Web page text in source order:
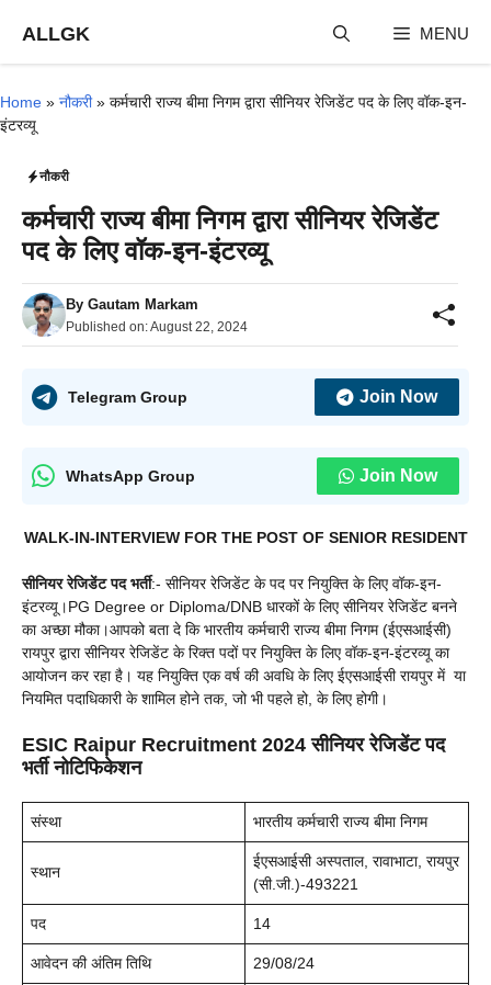
content
ALLGK MENU
Home » नौकरी» कर्मचारी राज्य बीमा निगम द्वारा सीनियर रेजिडेंट पद के लिए वॉक-इन-
इंटरव्यू
नौकरी
कर्मचारी राज्य बीमा निगम द्वारा सीनियर रेजिडेंट
पद के लिए वॉक-इन-इंटरव्यू
By Gautam Markam
Published on:August 22, 2024
Telegram Group Join Now
WhatsApp Group Join Now
WALK-IN-INTERVIEW FOR THE POST OF SENIOR RESIDENT
सीनियर रेजिडेंट पद भर्ती:- सीनियर रेजिडेंट के पद पर नियुक्ति के लिए वॉक-इन-
इंटरव्यू।PG Degree or Diploma/DNB धारकों के लिए सीनियर रेजिडेंट बनने
का अच्छा मौका।आपको बता दे कि भारतीय कर्मचारी राज्य बीमा निगम (ईएसआईसी)
रायपुर द्वारा सीनियर रेजिडेंट के रिक्त पदों पर नियुक्ति के लिए वॉक-इन-इंटरव्यू का
आयोजन कर रहा है। यह नियुक्ति एक वर्ष की अवधि के लिए ईएसआईसी रायपुर में या
नियमित पदाधिकारी के शामिल होने तक, जो भी पहले हो, के लिए होगी।
ESIC Raipur Recruitment 2024 सीनियर रेजिडेंट पद
भर्ती नोटिफिकेशन
संस्था भारतीय कर्मचारी राज्य बीमा निगम
स्थान
ईएसआईसी अस्पताल, रावाभाटा, रायपुर
(सी.जी.)-493221
पद 14
आवेदन की अंतिम तिथि 29/08/24